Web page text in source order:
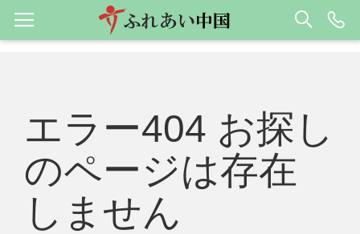
エラー404 お探し
のページは存在
しません